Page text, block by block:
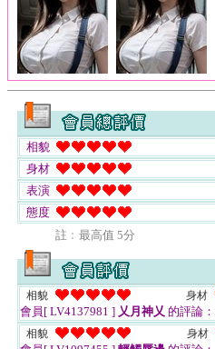
相貌
身材
表演
態度
註﹕最高值 5分
相貌 身材
會員[ LV4137981 ] 乂月神乂 的評論：
相貌 身材